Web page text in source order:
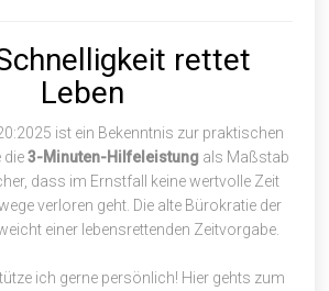
rettet
Leben
ist ein Bekenntnis zur praktischen
die3-Minuten-Hilfeleistung als Maßstab
dass im Ernstfall keine wertvolle Zeit
verloren geht. Die alte Bürokratie der
einer lebensrettenden Zeitvorgabe.
ich gerne persönlich! Hier gehts zum